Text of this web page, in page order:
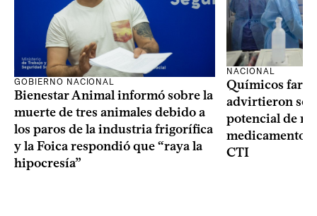
GOBIERNO NACIONAL
Bienestar Animal informó sobre la
muerte de tres animales debido a
los paros de la industria frigorífica
y la Foica respondió que “raya la
hipocresía”
NACIONAL
Químicos
advirtieron
potencial de
medicamentos
CTI